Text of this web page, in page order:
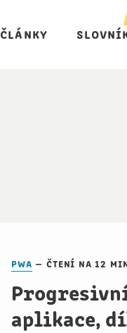
články
pwa — čtení na 12
aplikace,